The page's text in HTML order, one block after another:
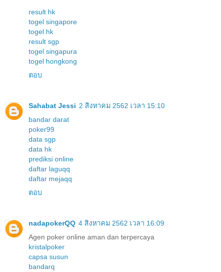
result hk
togel singapore
togel hk
result sgp
togel singapura
togel hongkong
ตอบ
Sahabat Jessi 2 สิงหาคม 2562 เวลา 15:10
bandar darat
poker99
data sgp
data hk
prediksi online
daftar laguqq
daftar mejaqq
ตอบ
nadapokerQQ 4 สิงหาคม 2562 เวลา 16:09
Agen poker online aman dan terpercaya
kristalpoker
capsa susun
bandarq